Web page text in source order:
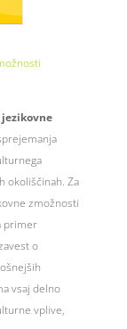
okoliščinah. Za
zmožnosti
primer
o
vsaj delno
vplive,